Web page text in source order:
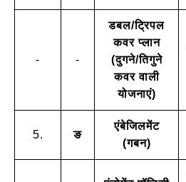
- -
डबल/ट्रिपल
कवर प्लान
(दुगने/तिगुने
कवर वाली
योजनाएं)
5. ङ
एंबेजिलमेंट
(गबन)